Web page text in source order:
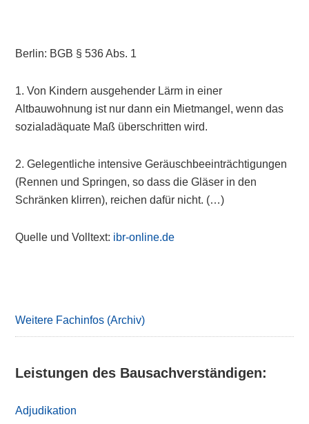
Berlin: BGB § 536 Abs. 1
1. Von Kindern ausgehender Lärm in einer
Altbauwohnung ist nur dann ein Mietmangel, wenn das
sozialadäquate Maß überschritten wird.
2. Gelegentliche intensive Geräuschbeeinträchtigungen
(Rennen und Springen, so dass die Gläser in den
Schränken klirren), reichen dafür nicht. (…)
Quelle und Volltext: ibr-online.de
Weitere Fachinfos (Archiv)
Leistungen des Bausachverständigen:
Adjudikation